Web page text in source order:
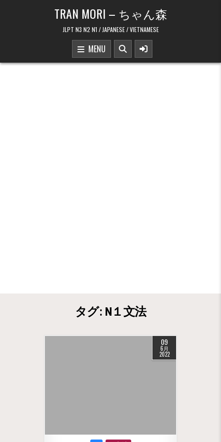
TRAN MORI – ちゃん森
JLPT N3 N2 N1 / JAPANESE / VIETNAMESE
MENU
タグ: N１文法
09
6月
2022